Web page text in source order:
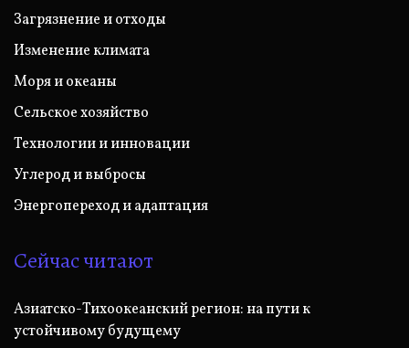
Загрязнение и отходы
Изменение климата
Моря и океаны
Сельское хозяйство
Технологии и инновации
Углерод и выбросы
Энергопереход и адаптация
Сейчас читают
Азиатско-Тихоокеанский регион: на пути к
устойчивому будущему